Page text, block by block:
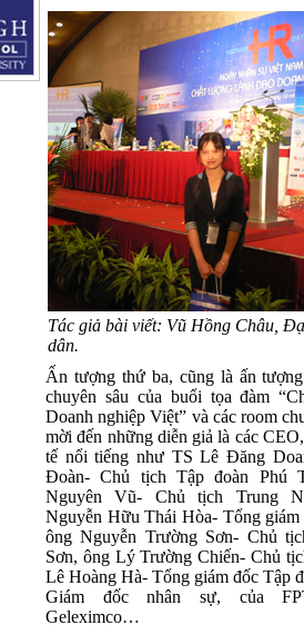
Tác giả bài viết: Vũ Hồng Châu,
dân.
Ấn tượng thứ ba, cũng là ấn
chuyên sâu của buổi tọa đàm
Doanh nghiệp Việt” và các room
mời đến những diễn giả là các
tế nổi tiếng như TS Lê Đăng
Đoàn- Chủ tịch Tập đoàn Phú
Nguyên Vũ- Chủ tịch Trung
Nguyễn Hữu Thái Hòa- Tổng giám
ông Nguyễn Trường Sơn- Chủ
Sơn, ông Lý Trường Chiến- Chủ
Lê Hoàng Hà- Tổng giám đốc Tập
Giám đốc nhân sự, của
Geleximco…